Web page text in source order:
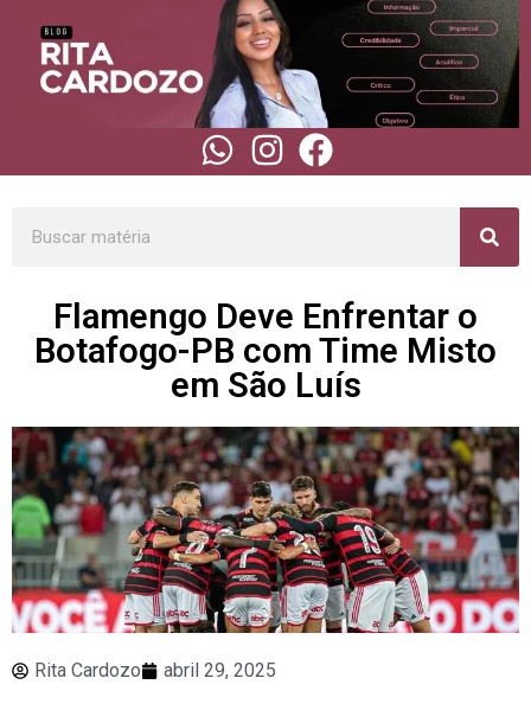
Flamengo Deve Enfrentar o
Botafogo-PB com Time Misto
em São Luís
Rita Cardozo abril 29, 2025